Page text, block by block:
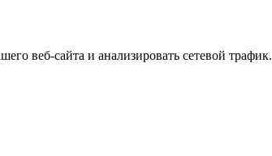
веб-сайта и анализировать сетевой трафик.